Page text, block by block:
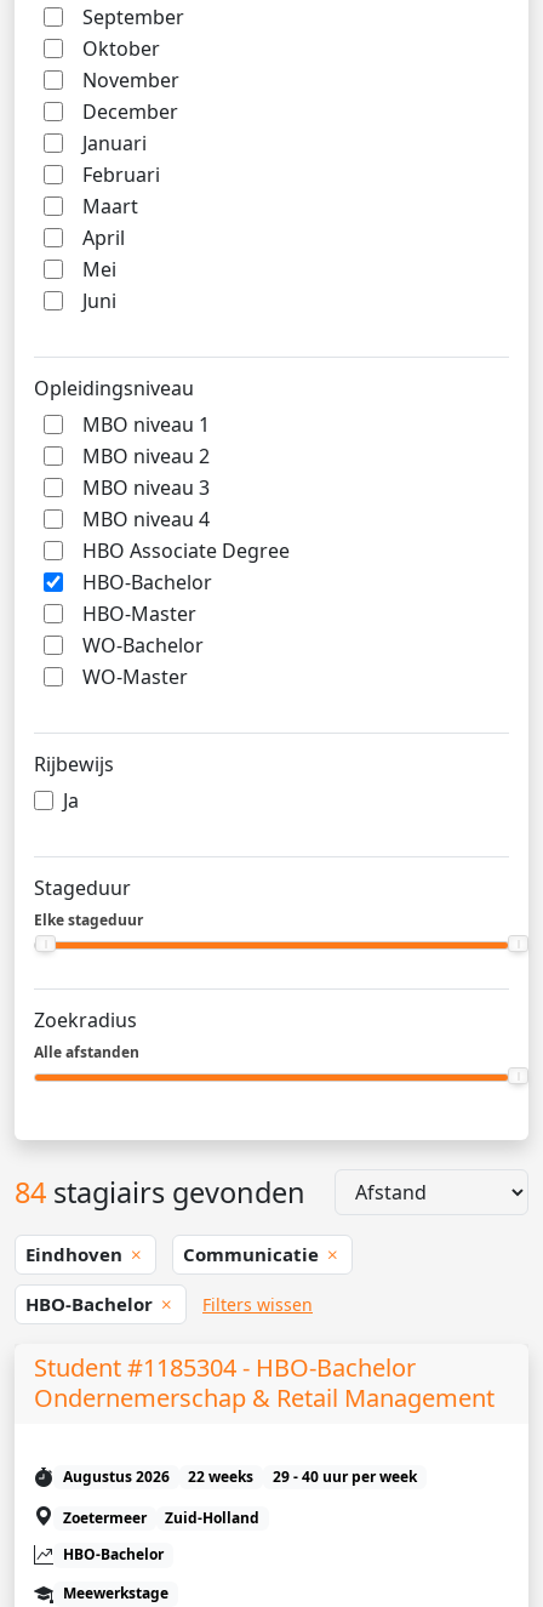
September
Oktober
November
December
Januari
Februari
Maart
April
Mei
Juni
Opleidingsniveau
MBO niveau 1
MBO niveau 2
MBO niveau 3
MBO niveau 4
HBO Associate Degree
HBO-Bachelor
HBO-Master
WO-Bachelor
WO-Master
Rijbewijs
Ja
Stageduur
Elke stageduur
Zoekradius
Alle afstanden
84 stagiairs gevonden
Eindhoven Communicatie
HBO-Bachelor Filters wissen
Student #1185304 - HBO-Bachelor
Ondernemerschap & Retail Management
Augustus 2026 22 weeks
29 - 40 uur per week
Zoetermeer
Zuid-Holland
HBO-Bachelor
Meewerkstage